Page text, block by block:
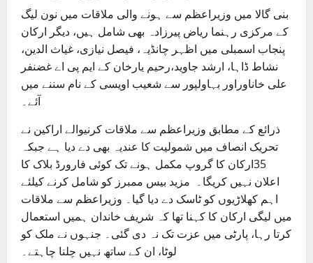
بنی گالا میں وزیراعظم سے ہونے والی ملاقات میں نون لیگ
کے مرکزی رہنما ریاض پیرزادہ بھی شامل ہیں، دیگر ارکان
پنجاب اسمبلی میں اظہر چانڈیہ، فیصل نیازی، غیاث الدین،
نشاط ڈاہا، ارشد جاوید،رحیم یارخان کے ایم پی اے غضنفر
علی خاناوراور بہاولپور سے شعیب اویسی کے نام سننے میں
آئے۔
ذرائع کے مطابق وزیراعظم سے ملاقات کرنیوالے اراکین نے
تحریک انصاف میں شمولیت کا عندیہ بھی دے دیا ہے جبکہ
35ارکان کا گروپ مکمل ہونے تک کوئی فارورڈ بلاک کا
اعلان نہیں کریگا۔ مزید بیس ممبرز کو شامل کرنے کیلئے
اہم کھلاڑیوں کو ٹاسک دے دیا گیا۔ وزیراعظم سے ملاقات
میں لیگی ارکان کا کہنا تھا کہ شریف خاندان ہمیں استعمال
کرتا رہا، پارٹی میں عزت تک نہ دی گئی۔ جنہوں نے ملک کو
لوٹا، ان کے ساتھ نہیں چلنا چاہتے۔